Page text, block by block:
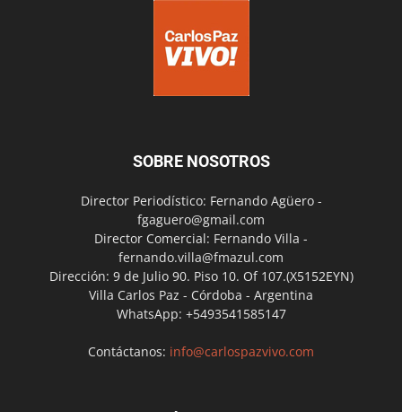
SOBRE NOSOTROS
Director Periodístico: Fernando Agüero -
fgaguero@gmail.com
Director Comercial: Fernando Villa -
fernando.villa@fmazul.com
Dirección: 9 de Julio 90. Piso 10. Of 107.(X5152EYN)
Villa Carlos Paz - Córdoba - Argentina
WhatsApp: +5493541585147
Contáctanos: info@carlospazvivo.com